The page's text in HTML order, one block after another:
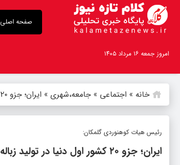
صفحه اصلی
امروز جمعه ۱۶ مرداد ۱۴۰۵
خانه » اجتماعی » جامعه،شهری » ایران؛ جزو ۲۰ کشور اول دنیا در تولید زباله‌های ‌پلاستیکی
رئیس هیات کوهنوردی گلمکان:
ایران؛ جزو ۲۰ کشور اول دنیا در تولید زباله‌های ‌پلاستیکی